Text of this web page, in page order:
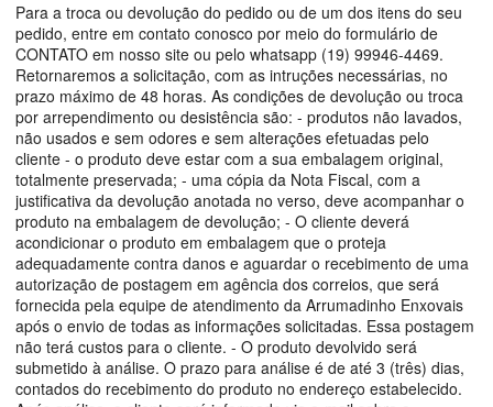
Para a troca ou devolução do pedido ou de um dos itens do seu
pedido, entre em contato conosco por meio do formulário de
CONTATO em nosso site ou pelo whatsapp (19) 99946-4469.
Retornaremos a solicitação, com as intruções necessárias, no
prazo máximo de 48 horas. As condições de devolução ou troca
por arrependimento ou desistência são: - produtos não lavados,
não usados e sem odores e sem alterações efetuadas pelo
cliente - o produto deve estar com a sua embalagem original,
totalmente preservada; - uma cópia da Nota Fiscal, com a
justificativa da devolução anotada no verso, deve acompanhar o
produto na embalagem de devolução; - O cliente deverá
acondicionar o produto em embalagem que o proteja
adequadamente contra danos e aguardar o recebimento de uma
autorização de postagem em agência dos correios, que será
fornecida pela equipe de atendimento da Arrumadinho Enxovais
após o envio de todas as informações solicitadas. Essa postagem
não terá custos para o cliente. - O produto devolvido será
submetido à análise. O prazo para análise é de até 3 (três) dias,
contados do recebimento do produto no endereço estabelecido.